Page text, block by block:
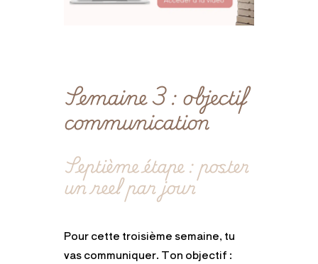
Semaine 3 : objectif
communication
Septième étape : poster
un reel par jour
Pour cette troisième semaine, tu
vas communiquer. Ton objectif :